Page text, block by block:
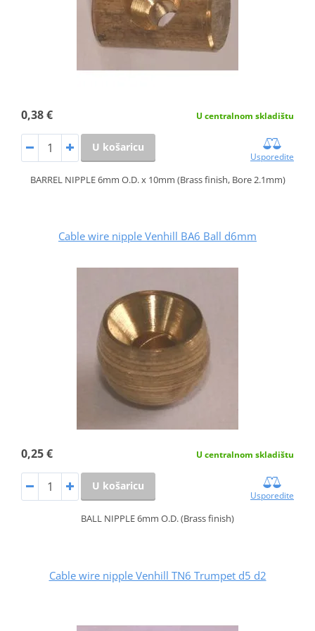
0,38 € U centralnom skladištu
U košaricu
Usporedite
BARREL NIPPLE 6mm O.D. x 10mm (Brass finish, Bore 2.1mm)
Cable wire nipple Venhill BA6 Ball d6mm
0,25 € U centralnom skladištu
U košaricu
Usporedite
BALL NIPPLE 6mm O.D. (Brass finish)
Cable wire nipple Venhill TN6 Trumpet d5 d2